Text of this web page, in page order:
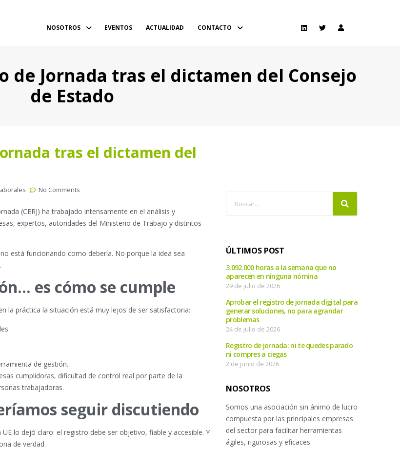
NOSOTROS EVENTOS ACTUALIDAD CONTACTO
de Jornada tras el dictamen del Consejo
de Estado
tras el dictamen del
No Comments
(CERJ) ha trabajado intensamente en el análisis y
expertos, autoridades del Ministerio de Trabajo y distintos
está funcionando como debería. No porque la idea sea
es cómo se cumple
la práctica la situación está muy lejos de ser satisfactoria:
de gestión.
cumplidoras, dificultad de control real por parte de la
trabajadoras.
seguir discutiendo
lo dejó claro: el registro debe ser objetivo, fiable y accesible. Y
de verdad.
ÚLTIMOS POST
3.092.000 horas a la semana que no
aparecen en ninguna nómina
29 de julio de 2026
Aprobar el registro de jornada digital para
generar soluciones, no para agrandar
problemas
24 de julio de 2026
Registro de jornada: ni te quedes parado
ni compres a ciegas
2 de junio de 2026
NOSOTROS
Somos una asociación sin ánimo de lucro
compuesta por las principales empresas
del sector para facilitar herramientas
ágiles, rigurosas y eficaces.